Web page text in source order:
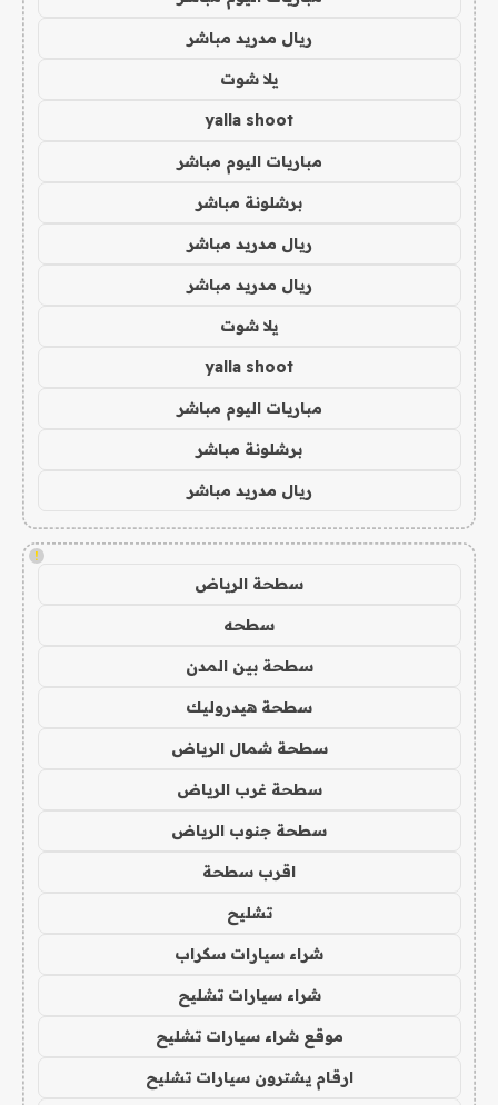
ريال مدريد مباشر
يلا شوت
yalla shoot
مباريات اليوم مباشر
برشلونة مباشر
ريال مدريد مباشر
ريال مدريد مباشر
يلا شوت
yalla shoot
مباريات اليوم مباشر
برشلونة مباشر
ريال مدريد مباشر
!
سطحة الرياض
سطحه
سطحة بين المدن
سطحة هيدروليك
سطحة شمال الرياض
سطحة غرب الرياض
سطحة جنوب الرياض
اقرب سطحة
تشليح
شراء سيارات سكراب
شراء سيارات تشليح
موقع شراء سيارات تشليح
ارقام يشترون سيارات تشليح